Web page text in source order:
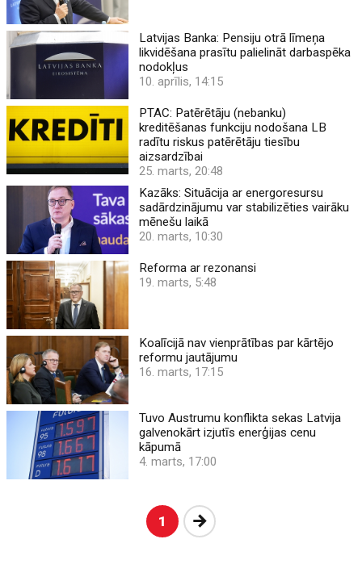
Latvijas Banka: Pensiju otrā līmeņa
likvidēšana prasītu palielināt darbaspēka
nodokļus
10. aprīlis, 14:15
PTAC: Patērētāju (nebanku)
kreditēšanas funkciju nodošana LB
radītu riskus patērētāju tiesību
aizsardzībai
25. marts, 20:48
Kazāks: Situācija ar energoresursu
sadārdzinājumu var stabilizēties vairāku
mēnešu laikā
20. marts, 10:30
Reforma ar rezonansi
19. marts, 5:48
Koalīcijā nav vienprātības par kārtējo
reformu jautājumu
16. marts, 17:15
Tuvo Austrumu konflikta sekas Latvija
galvenokārt izjutīs enerģijas cenu
kāpumā
4. marts, 17:00
1 Nākošā